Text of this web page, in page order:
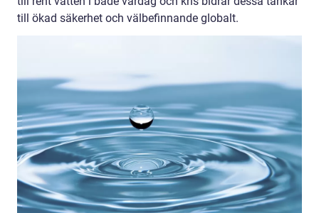
till ökad säkerhet och välbefinnande globalt.